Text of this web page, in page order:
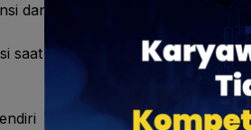
dan keterampilan diri secara
saat tidak mampu memenuhi